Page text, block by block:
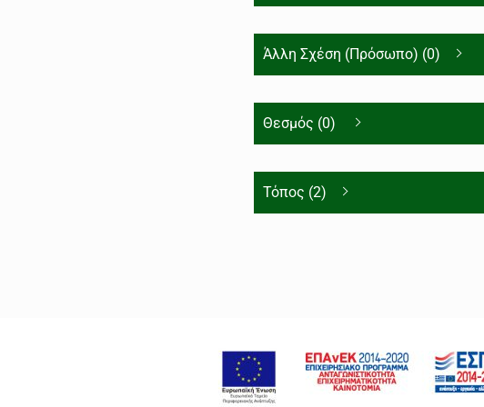
Άλλη Σχέση (Πρόσωπο) (0)
Θεσμός (0)
Τόπος (2)